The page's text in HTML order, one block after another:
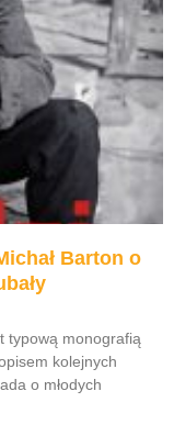
Barton o
typową monografią
kolejnych
o młodych